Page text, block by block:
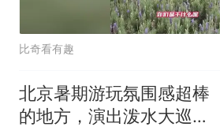
比奇看有趣
北京暑期游玩氛围感超棒
的地方，演出泼水大巡游